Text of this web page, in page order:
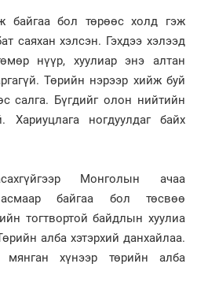
байгаа бол төрөөс холд гэж
саяхан хэлсэн. Гэхдээ хэлээд
нүүр, хуулиар энэ алтан
Төрийн нэрээр хийж буй
салга. Бүгдийг олон нийтийн
Хариуцлага ногдуулдаг байх
Монголын ачаа
байгаа бол төсвөө
тогтвортой байдлын хуулиа
алба хэтэрхий данхайлаа.
хүнээр төрийн алба